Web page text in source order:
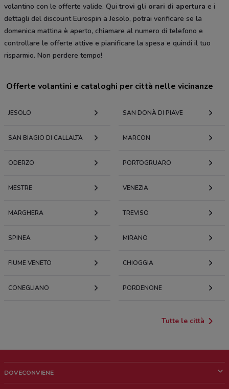
volantino con le offerte valide. Quitrovi gli orari di apertura e i
dettagli del discount Eurospin a Jesolo, potrai verificare se la
domenica mattina è aperto, chiamare al numero di telefono e
controllare le offerte attive e pianificare la spesa e quindi il tuo
risparmio. Non perdere tempo!
Offerte volantini e cataloghi per città nelle vicinanze
JESOLO SAN DONÀ DI PIAVE
SAN BIAGIO DI CALLALTA MARCON
ODERZO PORTOGRUARO
MESTRE VENEZIA
MARGHERA TREVISO
SPINEA MIRANO
FIUME VENETO CHIOGGIA
CONEGLIANO PORDENONE
Tutte le città
DOVECONVIENE